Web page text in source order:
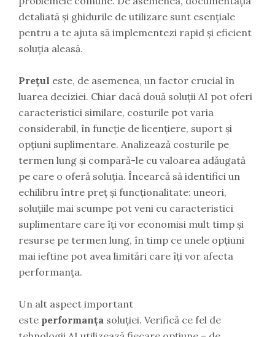
detaliată și ghidurile de utilizare sunt esențiale
pentru a te ajuta să implementezi rapid și eficient
soluția aleasă.
Prețul este, de asemenea, un factor crucial în
luarea deciziei. Chiar dacă două soluții AI pot oferi
caracteristici similare, costurile pot varia
considerabil, în funcție de licențiere, suport și
opțiuni suplimentare. Analizează costurile pe
termen lung și compară-le cu valoarea adăugată
pe care o oferă soluția. Încearcă să identifici un
echilibru între preț și funcționalitate: uneori,
soluțiile mai scumpe pot veni cu caracteristici
suplimentare care îți vor economisi mult timp și
resurse pe termen lung, în timp ce unele opțiuni
mai ieftine pot avea limitări care îți vor afecta
performanța.
Un alt aspect important
este performanța soluției. Verifică ce fel de